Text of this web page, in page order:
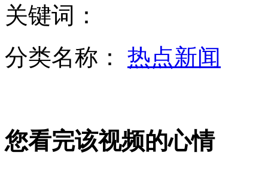
向奥巴马发“毒邮件”嫌疑人被捕
关键词：
分类名称： 热点新闻
您看完该视频的心情